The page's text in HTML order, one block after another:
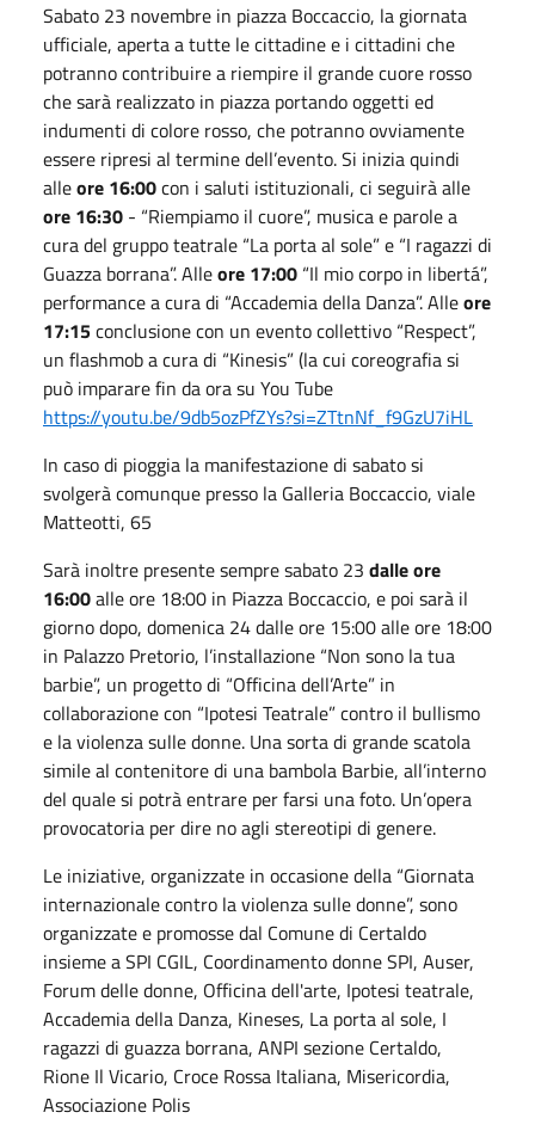
Sabato 23 novembre in piazza Boccaccio, la giornata
ufficiale, aperta a tutte le cittadine e i cittadini che
potranno contribuire a riempire il grande cuore rosso
che sarà realizzato in piazza portando oggetti ed
indumenti di colore rosso, che potranno ovviamente
essere ripresi al termine dell’evento. Si inizia quindi
alleore 16:00con i saluti istituzionali, ci seguirà alle
ore 16:30 - “Riempiamo il cuore”, musica e parole a
cura del gruppo teatrale “La porta al sole” e “I ragazzi di
Guazza borrana”. Alleore 17:00 “Il mio corpo in libertá”,
performance a cura di “Accademia della Danza”. Alleore
17:15conclusione con un evento collettivo “Respect”,
un flashmob a cura di “Kinesis” (la cui coreografia si
può imparare fin da ora su You Tube
https://youtu.be/9db5ozPfZYs?si=ZTtnNf_f9GzU7iHL
In caso di pioggia la manifestazione di sabato si
svolgerà comunque presso la Galleria Boccaccio, viale
Matteotti, 65
Sarà inoltre presente sempre sabato 23 dalle ore
16:00alle ore 18:00 in Piazza Boccaccio, e poi sarà il
giorno dopo, domenica 24 dalle ore 15:00 alle ore 18:00
in Palazzo Pretorio, l’installazione “Non sono la tua
barbie”, un progetto di “Officina dell’Arte” in
collaborazione con “Ipotesi Teatrale” contro il bullismo
e la violenza sulle donne. Una sorta di grande scatola
simile al contenitore di una bambola Barbie, all’interno
del quale si potrà entrare per farsi una foto. Un’opera
provocatoria per dire no agli stereotipi di genere.
Le iniziative, organizzate in occasione della “Giornata
internazionale contro la violenza sulle donne”, sono
organizzate e promosse dal Comune di Certaldo
insieme a SPI CGIL, Coordinamento donne SPI, Auser,
Forum delle donne, Officina dell'arte, Ipotesi teatrale,
Accademia della Danza, Kineses, La porta al sole, I
ragazzi di guazza borrana, ANPI sezione Certaldo,
Rione Il Vicario, Croce Rossa Italiana, Misericordia,
Associazione Polis